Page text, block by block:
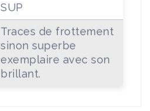
SUP
Traces de frottement
sinon superbe
exemplaire avec son
brillant.